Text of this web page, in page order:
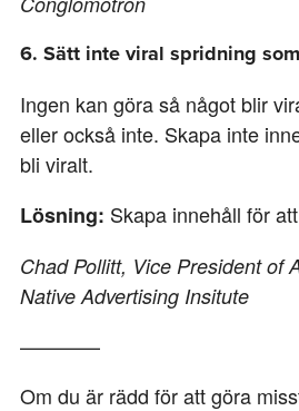
6. Sätt inte viral spridning
Ingen kan göra så något blir
eller också inte. Skapa inte
bli viralt.
Lösning: Skapa innehåll för
Chad Pollitt, Vice President of
Native Advertising Insitute
————
Om du är rädd för att göra